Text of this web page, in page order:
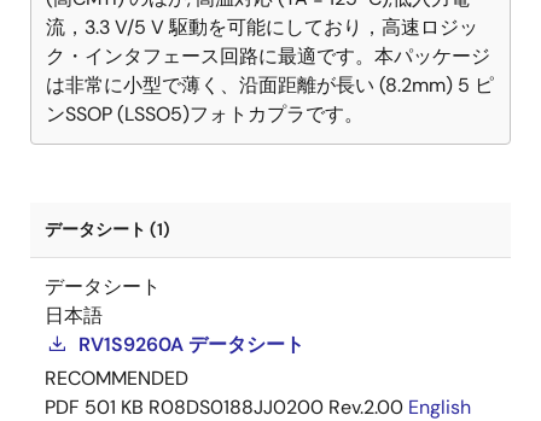
流，3.3 V/5 V 駆動を可能にしており，高速ロジッ
ク・インタフェース回路に最適です。本パッケージ
は非常に小型で薄く、沿面距離が長い (8.2mm) 5 ピ
ンSSOP (LSSO5)フォトカプラです。
データシート (1)
データシート
日本語
RV1S9260A データシート
RECOMMENDED
PDF 501 KB R08DS0188JJ0200 Rev.2.00 English